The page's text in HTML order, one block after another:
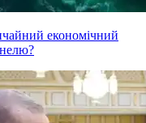
економічний